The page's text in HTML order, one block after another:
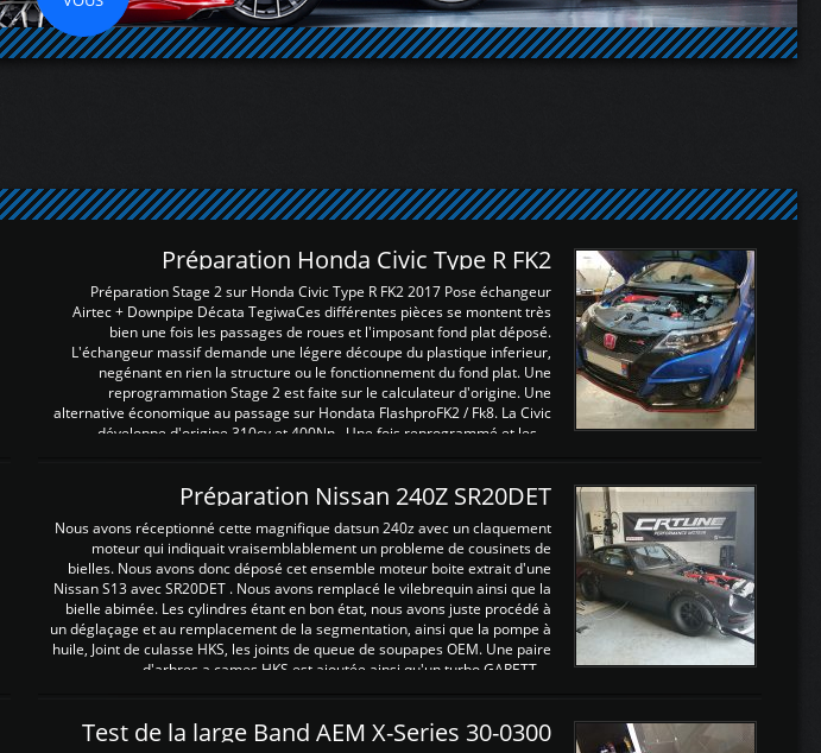
Préparation Honda Civic Type R FK2
Préparation Stage 2 sur Honda Civic Type R FK2 2017 Pose échangeur
Airtec + Downpipe Décata TegiwaCes différentes pièces se montent très
bien une fois les passages de roues et l'imposant fond plat déposé.
L'échangeur massif demande une légere découpe du plastique inferieur,
negénant en rien la structure ou le fonctionnement du fond plat. Une
reprogrammation Stage 2 est faite sur le calculateur d'origine. Une
alternative économique au passage sur Hondata FlashproFK2 / Fk8. La Civic
développe d'origine 310cv et 400Nn , Une fois reprogrammé et les ...
Préparation Nissan 240Z SR20DET
Nous avons réceptionné cette magnifique datsun 240z avec un claquement
moteur qui indiquait vraisemblablement un probleme de cousinets de
bielles. Nous avons donc déposé cet ensemble moteur boite extrait d'une
Nissan S13 avec SR20DET . Nous avons remplacé le vilebrequin ainsi que la
bielle abimée. Les cylindres étant en bon état, nous avons juste procédé à
un déglaçage et au remplacement de la segmentation, ainsi que la pompe à
huile, Joint de culasse HKS, les joints de queue de soupapes OEM. Une paire
d'arbres a cames HKS est ajoutée ainsi qu'un turbo GARETT ...
Test de la large Band AEM X-Series 30-0300